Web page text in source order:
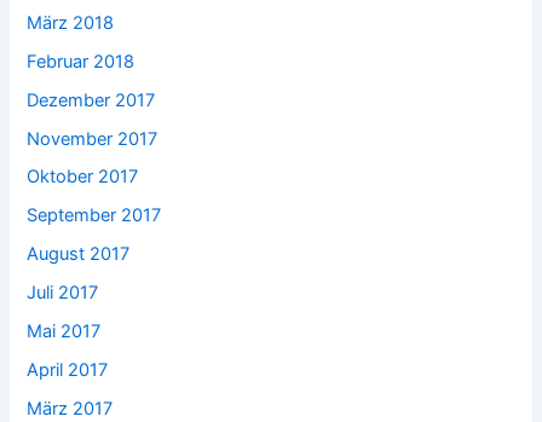
März 2018
Februar 2018
Dezember 2017
November 2017
Oktober 2017
September 2017
August 2017
Juli 2017
Mai 2017
April 2017
März 2017